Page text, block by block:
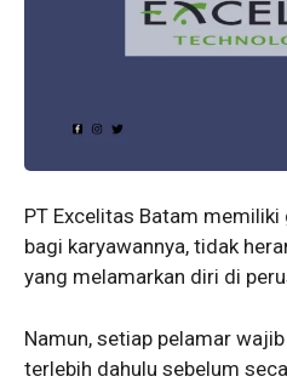
PT Excelitas Batam
bagi karyawannya, tidak
yang melamarkan diri di
Namun, setiap pelamar
terlebih dahulu sebelum